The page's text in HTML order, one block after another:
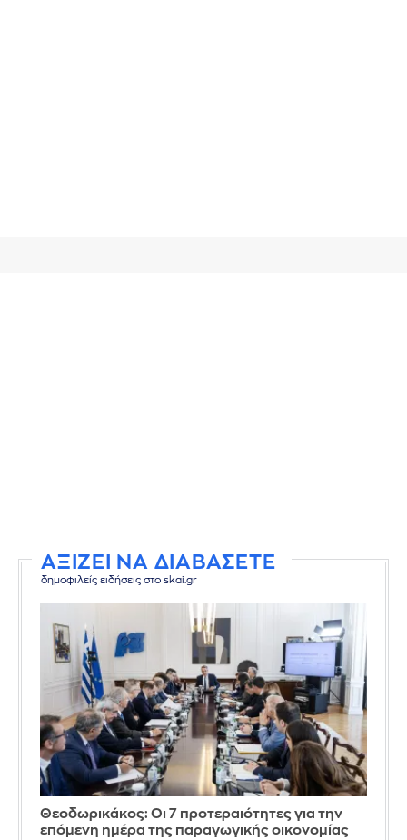
ΑΞΙΖΕΙ ΝΑ ΔΙΑΒΑΣΕΤΕ
δημοφιλείς ειδήσεις στο skai.gr
Θεοδωρικάκος: Οι 7 προτεραιότητες για την
επόμενη ημέρα της παραγωγικής οικονομίας